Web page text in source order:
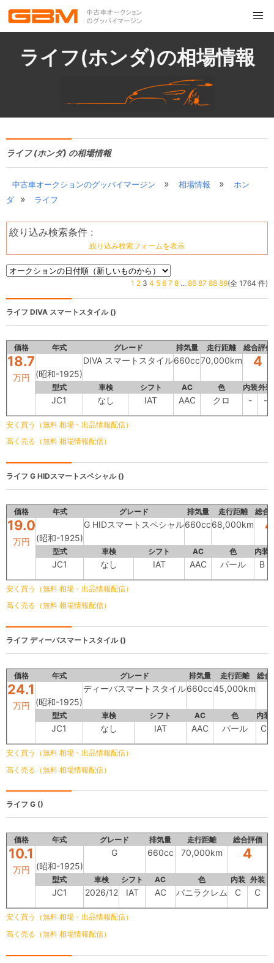
ライフ(ホンダ)の相場情報
ライフ (ホンダ) の相場情報
中古車オークションのグッバイマージン » 相場情報 »
ホン
ダ
» ライフ
絞り込み検索条件 :
絞り込み検索フォームを表示
1 2 3 4 5 6 7 8 ... 86 87 88 89(全 1764 件)
ライフ DIVA スマートスタイル ()
価格 年式 グレード 排気量 走行距離 総合評価
18.7
万円 (昭和-1925)
DIVA スマートスタイル660cc70,000km 4
型式 車検 シフト AC 色 内装外装
JC1 なし IAT AAC クロ - -
安く買う（無料 相場・出品情報配信）
高く売る（無料 相場情報配信）
ライフ G HIDスマートスペシャル ()
価格 年式 グレード 排気量 走行距離 総合
19.0
万円 (昭和-1925)
G HIDスマートスペシャル660cc68,000km 4
型式 車検 シフト AC 色 内装
JC1 なし IAT AAC パール B
安く買う（無料 相場・出品情報配信）
高く売る（無料 相場情報配信）
ライフ ディーバスマートスタイル ()
価格 年式 グレード 排気量 走行距離 総合
24.1
万円 (昭和-1925)
ディーバスマートスタイル660cc45,000km
型式 車検 シフト AC 色 内装
JC1 なし IAT AAC パール C
安く買う（無料 相場・出品情報配信）
高く売る（無料 相場情報配信）
ライフ G ()
価格 年式 グレード 排気量 走行距離 総合評価
10.1
万円 (昭和-1925)
G 660cc 70,000km 4
型式 車検 シフト AC 色 内装 外装
JC1 2026/12 IAT AC バニラクレム C C
安く買う（無料 相場・出品情報配信）
高く売る（無料 相場情報配信）